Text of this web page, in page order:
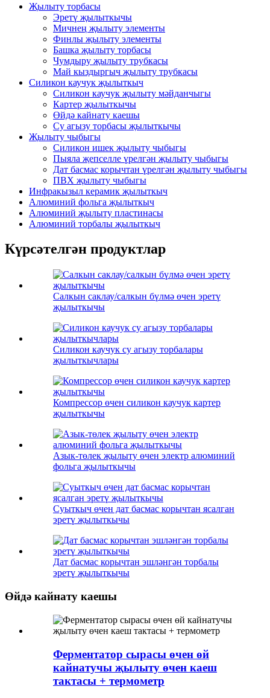
Җылыту торбасы
Эретү җылыткычы
Мичнең җылыту элементы
Финлы җылыту элементы
Башка җылыту торбасы
Чумдыру җылыту трубкасы
Май кыздыргыч җылыту трубкасы
Силикон каучук җылыткыч
Силикон каучук җылыту мәйданчыгы
Картер җылыткычы
Өйдә кайнату каешы
Су агызу торбасы җылыткычы
Җылыту чыбыгы
Силикон ишек җылыту чыбыгы
Пыяла җепселле үрелгән җылыту чыбыгы
Дат басмас корычтан үрелгән җылыту чыбыгы
ПВХ җылыту чыбыгы
Инфракызыл керамик җылыткыч
Алюминий фольга җылыткыч
Алюминий җылыту пластинасы
Алюминий торбалы җылыткыч
Күрсәтелгән продуктлар
Салкын саклау/салкын бүлмә өчен эретү
җылыткычы
Силикон каучук су агызу торбалары
җылыткычлары
Компрессор өчен силикон каучук картер
җылыткычы
Азык-төлек җылыту өчен электр алюминий
фольга җылыткычы
Суыткыч өчен дат басмас корычтан ясалган
эретү җылыткычы
Дат басмас корычтан эшләнгән торбалы
эретү җылыткычы
Өйдә кайнату каешы
Ферментатор сырасы өчен өй
кайнатучы җылыту өчен каеш
тактасы + термометр